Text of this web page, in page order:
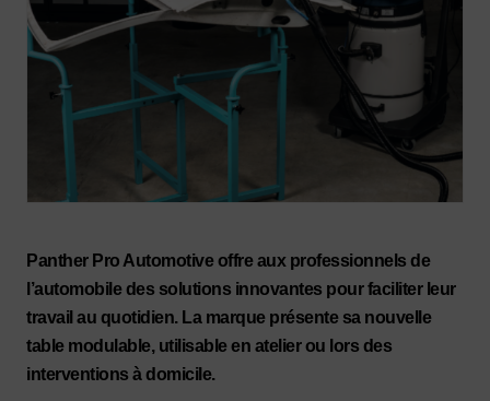
Panther Pro Automotive offre aux professionnels de
l’automobile des solutions innovantes pour faciliter leur
travail au quotidien. La marque présente sa nouvelle
table modulable, utilisable en atelier ou lors des
interventions à domicile.